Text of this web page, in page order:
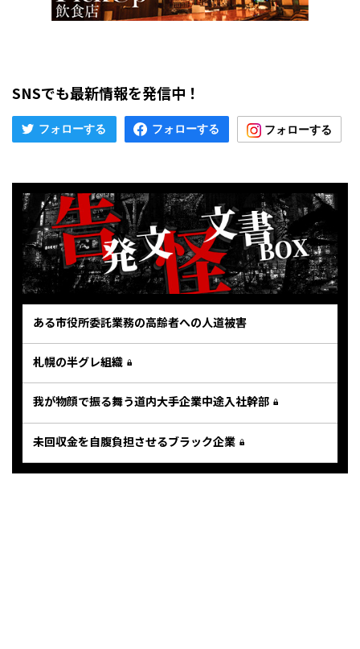
SNSでも最新情報を発信中！
ある市役所委託業務の高齢者への人道被害
札幌の半グレ組織
我が物顔で振る舞う道内大手企業中途入社幹部
未回収金を自腹負担させるブラック企業